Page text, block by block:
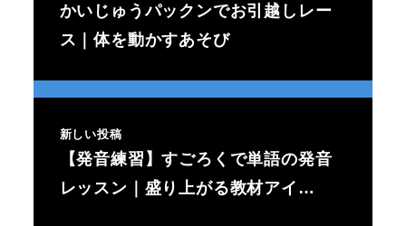
かいじゅうパックンでお引越しレー
ス｜体を動かすあそび
新しい投稿
【発音練習】すごろくで単語の発音
レッスン｜盛り上がる教材アイ…